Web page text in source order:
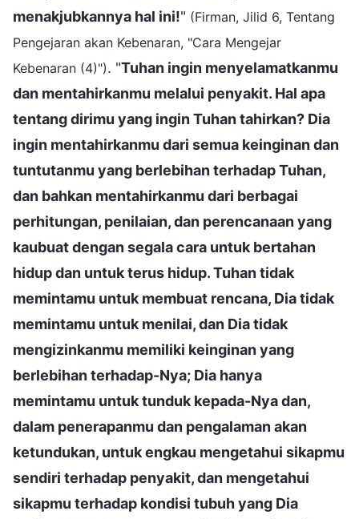
menakjubkannya hal ini!" (Firman, Jilid 6, Tentang
Pengejaran akan Kebenaran, "Cara Mengejar
Kebenaran (4)"). "Tuhan ingin menyelamatkanmu
dan mentahirkanmu melalui penyakit. Hal apa
tentang dirimu yang ingin Tuhan tahirkan? Dia
ingin mentahirkanmu dari semua keinginan dan
tuntutanmu yang berlebihan terhadap Tuhan,
dan bahkan mentahirkanmu dari berbagai
perhitungan, penilaian, dan perencanaan yang
kaubuat dengan segala cara untuk bertahan
hidup dan untuk terus hidup. Tuhan tidak
memintamu untuk membuat rencana, Dia tidak
memintamu untuk menilai, dan Dia tidak
mengizinkanmu memiliki keinginan yang
berlebihan terhadap-Nya; Dia hanya
memintamu untuk tunduk kepada-Nya dan,
dalam penerapanmu dan pengalaman akan
ketundukan, untuk engkau mengetahui sikapmu
sendiri terhadap penyakit, dan mengetahui
sikapmu terhadap kondisi tubuh yang Dia